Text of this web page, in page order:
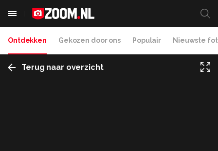
Ontdekken Gekozen door ons Populair Nieuwste
Terug naar overzicht